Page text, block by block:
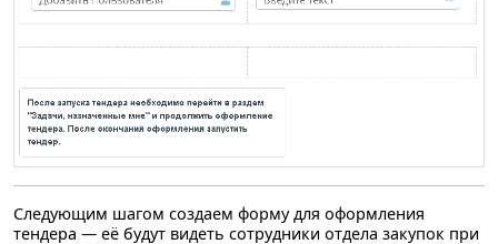
Следующим шагом создаем форму для оформления
тендера — её будут видеть сотрудники отдела закупок при